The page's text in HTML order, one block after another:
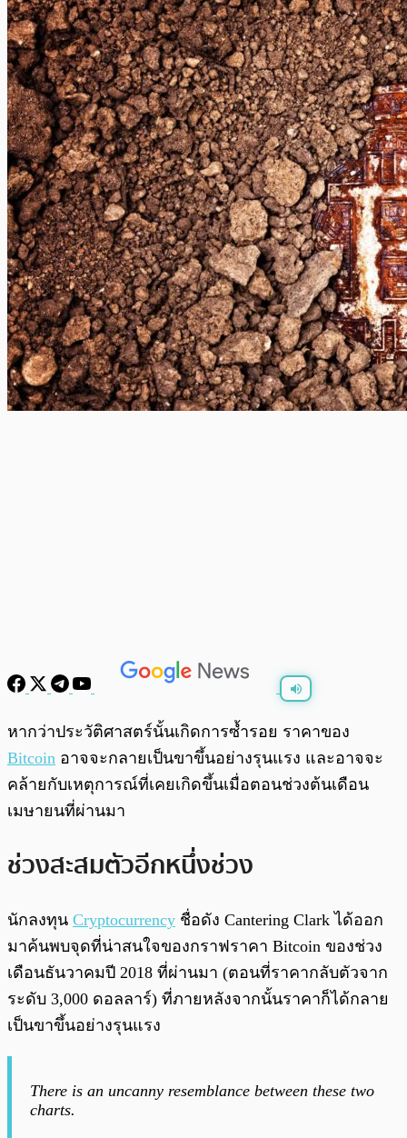
พร้อมเล่น
หากว่าประวัติศาสตร์นั้นเกิดการซ้ำรอย ราคาของ
Bitcoin อาจจะกลายเป็นขาขึ้นอย่างรุนแรง และอาจจะ
คล้ายกับเหตุการณ์ที่เคยเกิดขึ้นเมื่อตอนช่วงต้นเดือน
เมษายนที่ผ่านมา
ช่วงสะสมตัวอีกหนึ่งช่วง
นักลงทุน Cryptocurrency ชื่อดัง Cantering Clark ได้ออก
มาค้นพบจุดที่น่าสนใจของกราฟราคา Bitcoin ของช่วง
เดือนธันวาคมปี 2018 ที่ผ่านมา (ตอนที่ราคากลับตัวจาก
ระดับ 3,000 ดอลลาร์) ที่ภายหลังจากนั้นราคาก็ได้กลาย
เป็นขาขึ้นอย่างรุนแรง
There is an uncanny resemblance between these two
charts.